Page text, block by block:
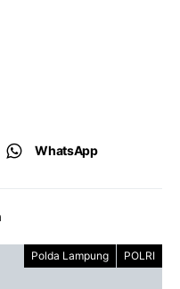
WhatsApp
Polda Lampung POLRI